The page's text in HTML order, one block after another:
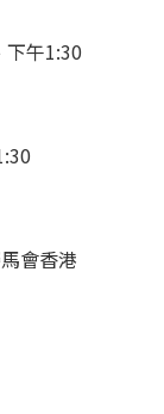
午1:30
會香港